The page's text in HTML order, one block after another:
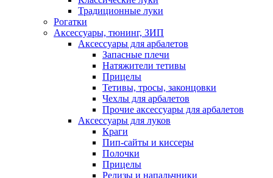
Традиционные луки
Рогатки
Аксессуары, тюнинг, ЗИП
Аксессуары для арбалетов
Запасные плечи
Натяжители тетивы
Прицелы
Тетивы, тросы, законцовки
Чехлы для арбалетов
Прочие аксессуары для арбалетов
Аксессуары для луков
Краги
Пип-сайты и киссеры
Полочки
Прицелы
Релизы и напальчники